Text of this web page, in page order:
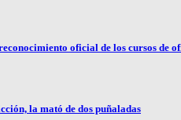
oficial de los cursos de
la mató de dos puñaladas